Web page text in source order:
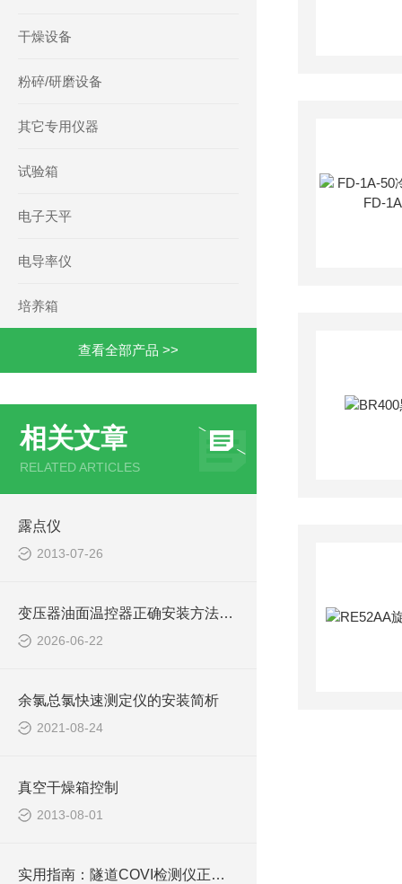
干燥设备
粉碎/研磨设备
其它专用仪器
试验箱
电子天平
电导率仪
培养箱
查看全部产品 >>
相关文章
RELATED ARTICLES
露点仪
2013-07-26
变压器油面温控器正确安装方法及关键要点专业分享
2026-06-22
余氯总氯快速测定仪的安装简析
2021-08-24
真空干燥箱控制
2013-08-01
实用指南：隧道COVI检测仪正确使用方法大公开